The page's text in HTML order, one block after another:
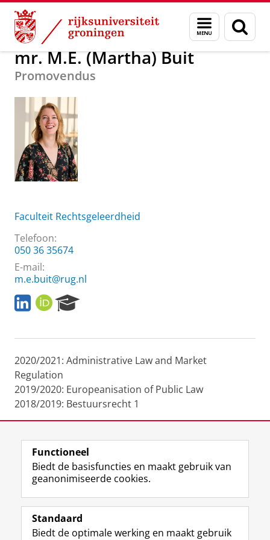
Skip
Content
Skip
Navigation
Menu
en
zoeken
Over ons mr. M.E. (Martha) Buit
mr. M.E. (Martha) Buit
Promovendus
Faculteit Rechtsgeleerdheid
Telefoon:
050 36 35674
E-mail:
m.e.buit@rug.nl
L
i
k
d
I
n
O
R
I
e
r
h
P
o
r
l
2020/2021: Administrative Law and Market
Regulation
2019/2020: Europeanisation of Public Law
2018/2019: Bestuursrecht 1
Laatst gewijzigd: 09 juni 2023 07:44
Volg de RUG
F
a
e
L
i
k
R
S
-
I
n
t
Y
o
T
Studiekiezers
Functioneel
Biedt de basisfuncties en maakt gebruik van
geanonimiseerde cookies.
Standaard
Biedt de optimale werking en maakt gebruik